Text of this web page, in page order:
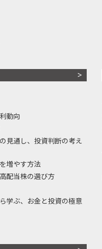
動向
見通し、投資判断の考え
増やす方法
配当株の選び方
学ぶ、お金と投資の極意